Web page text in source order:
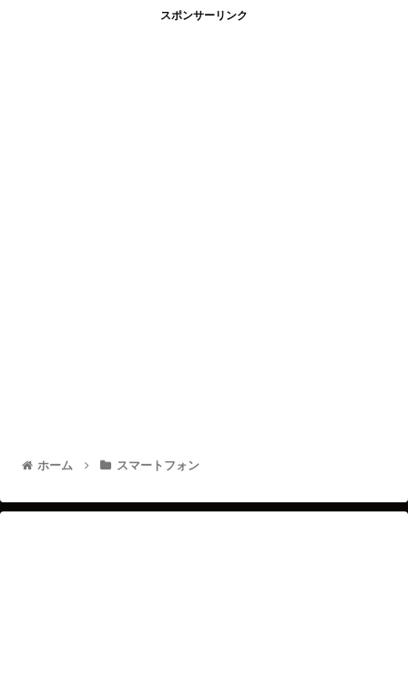
スポンサーリンク
ホーム スマートフォン